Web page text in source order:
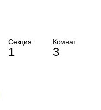
Секция
1
Комнат
3